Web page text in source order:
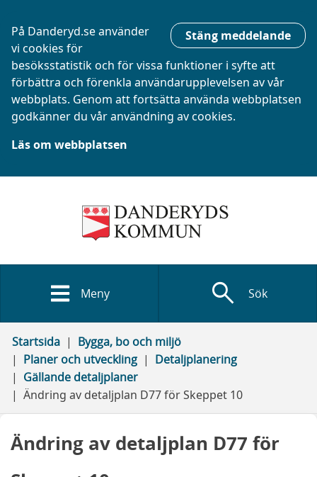
Stäng meddelande
På Danderyd.se använder
vi cookies för
besöksstatistik och för vissa funktioner i syfte att
förbättra och förenkla användarupplevelsen av vår
webbplats. Genom att fortsätta använda webbplatsen
godkänner du vår användning av cookies.
Läs om webbplatsen
Meny search Sök
Startsida
Bygga, bo och miljö
Planer och utveckling
Detaljplanering
Gällande detaljplaner
Ändring av detaljplan D77 för Skeppet 10
Ändring av detaljplan D77 för